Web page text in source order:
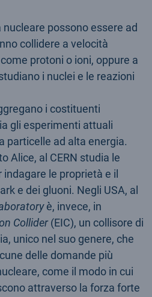
possono essere ad
collidere a velocità
protoni o ioni, oppure a
i nuclei e le reazioni
i costituenti
gli esperimenti attuali
particelle ad alta energia.
Alice, al CERN studia le
le proprietà e il
e dei gluoni. Negli USA, al
è, invece, in
Collider(EIC), un collisore di
unico nel suo genere, che
delle domande più
come il modo in cui
attraverso la forza forte